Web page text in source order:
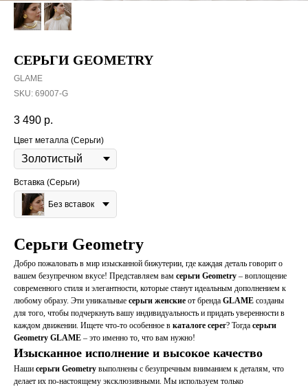
СЕРЬГИ GEOMETRY
GLAME
SKU: 69007-G
3 490 р.
Цвет металла (Серьги)
Вставка (Серьги)
Без вставок
Серьги Geometry
Добро пожаловать в мир изысканной бижутерии, где каждая деталь говорит о
вашем безупречном вкусе! Представляем вам серьги Geometry – воплощение
современного стиля и элегантности, которые станут идеальным дополнением к
любому образу. Эти уникальные серьги женские от бренда GLAME созданы
для того, чтобы подчеркнуть вашу индивидуальность и придать уверенности в
каждом движении. Ищете что-то особенное в каталоге серег? Тогда серьги
Geometry GLAME – это именно то, что вам нужно!
Изысканное исполнение и высокое качество
Наши серьги Geometry выполнены с безупречным вниманием к деталям, что
делает их по-настоящему эксклюзивными. Мы используем только